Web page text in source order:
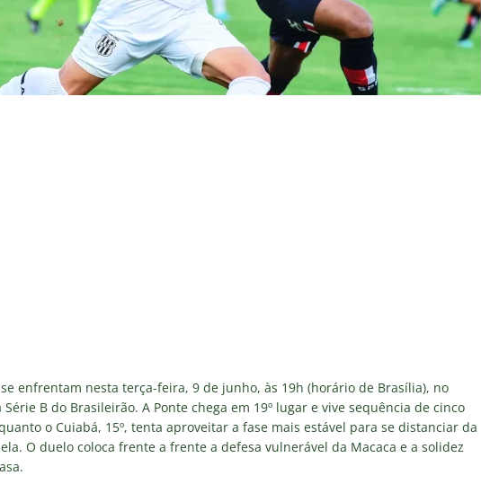
DICAS DE APOSTAS
agosto de 2026 ]
Após eliminação, torcedores do Fluminense detonam diretoria e pedem
de Zubeldía
NOTÍCIAS
agosto de 2026 ] John Kennedy vira grande preocupação no Fluminense; saiba a situação do
agosto de 2026 ] Notas das atuações: Fluminense 1 x 3 Vasco – Copa do Brasil 2026
agosto de 2026 ]
enfrentam nesta terça-feira, 9 de junho, às 19h (horário de Brasília), no
B do Brasileirão. A Ponte chega em 19º lugar e vive sequência de cinco
o Cuiabá, 15º, tenta aproveitar a fase mais estável para se distanciar da
O duelo coloca frente a frente a defesa vulnerável da Macaca e a solidez